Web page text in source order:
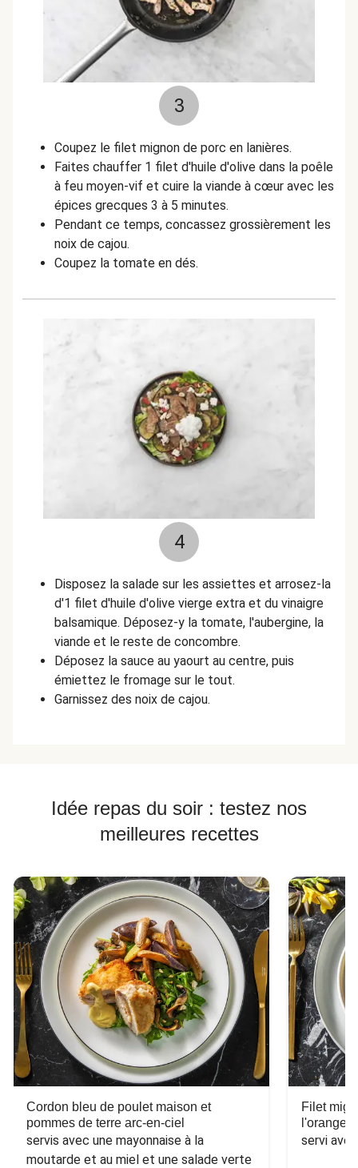
3
Coupez le filet mignon de porc en lanières.
Faites chauffer 1 filet d'huile d'olive dans la poêle
à feu moyen-vif et cuire la viande à cœur avec les
épices grecques 3 à 5 minutes.
Pendant ce temps, concassez grossièrement les
noix de cajou.
Coupez la tomate en dés.
4
Disposez la salade sur les assiettes et arrosez-la
d'1 filet d'huile d'olive vierge extra et du vinaigre
balsamique. Déposez-y la tomate, l'aubergine, la
viande et le reste de concombre.
Déposez la sauce au yaourt au centre, puis
émiettez le fromage sur le tout.
Garnissez des noix de cajou.
Idée repas du soir : testez nos
meilleures recettes
Cordon bleu de poulet maison et
pommes de terre arc-en-ciel
servis avec une mayonnaise à la
moutarde et au miel et une salade verte
Filet
l'orange
servi